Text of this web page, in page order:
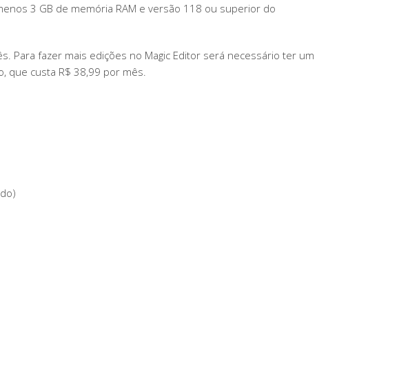
GRÁTIS
3 GB de memória RAM e versão 118 ou superior do
Para fazer mais edições no Magic Editor será necessário ter um
que custa R$ 38,99 por mês.